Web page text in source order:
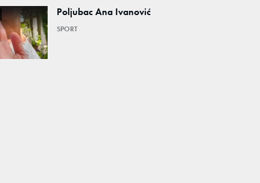
Poljubac Ana Ivanović
SPORT